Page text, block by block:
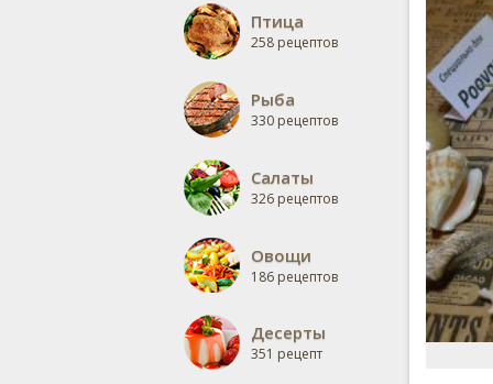
Птица
258 рецептов
Рыба
330 рецептов
Салаты
326 рецептов
Овощи
186 рецептов
Десерты
351 рецепт